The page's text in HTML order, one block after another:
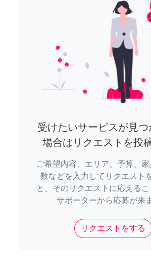
受けたいサービスが見つ
場合はリクエストを投
ご希望内容、エリア、予算、
数などを入力してリクエスト
と、そのリクエストに応える
サポーターから応募が来
リクエストをする